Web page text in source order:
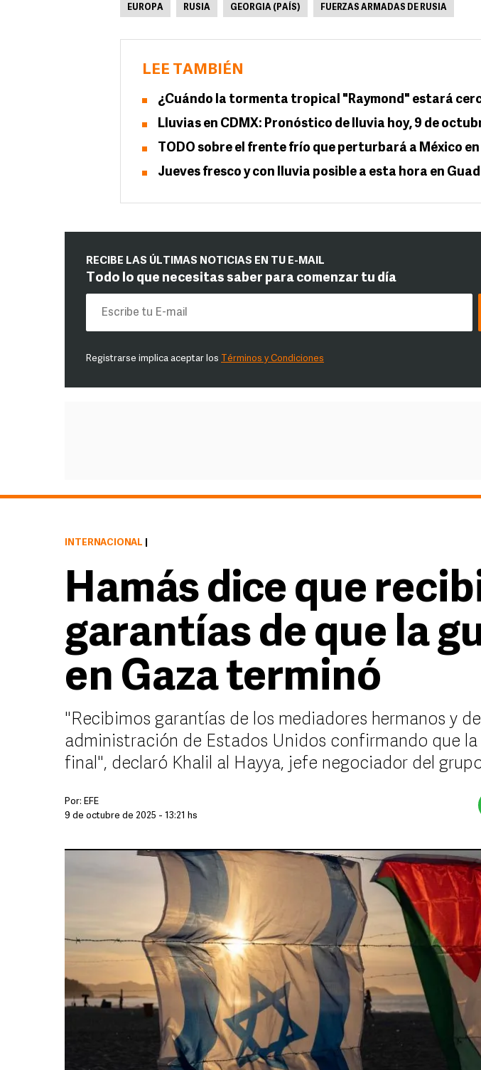
EUROPA RUSIA GEORGIA (PAÍS) FUERZAS ARMADAS DE RUSIA
LEE TAMBIÉN
¿Cuándo la tormenta tropical "Raymond" estará
Lluvias en CDMX: Pronóstico de lluvia hoy, 9 de
TODO sobre el frente frío que perturbará a México
Jueves fresco y con lluvia posible a esta hora en
RECIBE LAS ÚLTIMAS NOTICIAS EN TU E-MAIL
Todo lo que necesitas saber para comenzar tu día
Registrarse implica aceptar los Términos y Condiciones
INTERNACIONAL
Hamás dice que
garantías de que la
en Gaza terminó
"Recibimos garantías de los mediadores hermanos y
administración de Estados Unidos confirmando que la
final", declaró Khalil al Hayya, jefe negociador del
Por: EFE
9 de octubre de 2025 - 13:21 hs